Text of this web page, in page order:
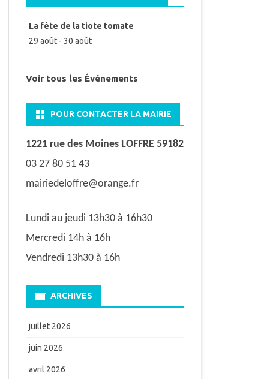
La fête de la tiote tomate
29 août- 30 août
Voir tous les Événements
POUR CONTACTER LA MAIRIE
1221 rue des Moines LOFFRE 59182
03 27 80 51 43
mairiedeloffre@orange.fr
Lundi au jeudi 13h30 à 16h30
Mercredi 14h à 16h
Vendredi 13h30 à 16h
ARCHIVES
juillet 2026
juin 2026
avril 2026